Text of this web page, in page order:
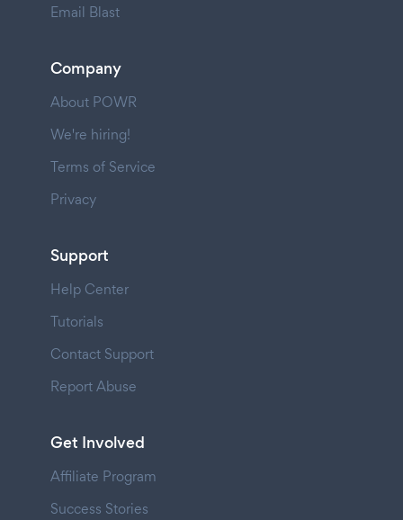
Email Blast
Company
About POWR
We're hiring!
Terms of Service
Privacy
Support
Help Center
Tutorials
Contact Support
Report Abuse
Get Involved
Affiliate Program
Success Stories